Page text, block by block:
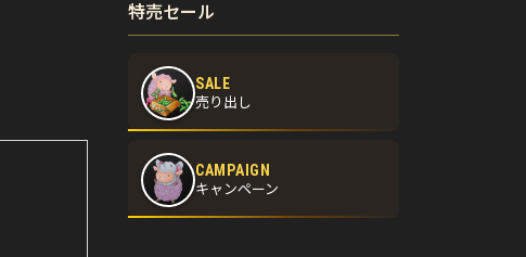
特売セール
SALE
売り出し
CAMPAIGN
キャンペーン